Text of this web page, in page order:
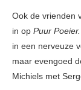
Ook de vrienden
in op Puur Poeier.
in een nerveuze
maar evengoed
Michiels met